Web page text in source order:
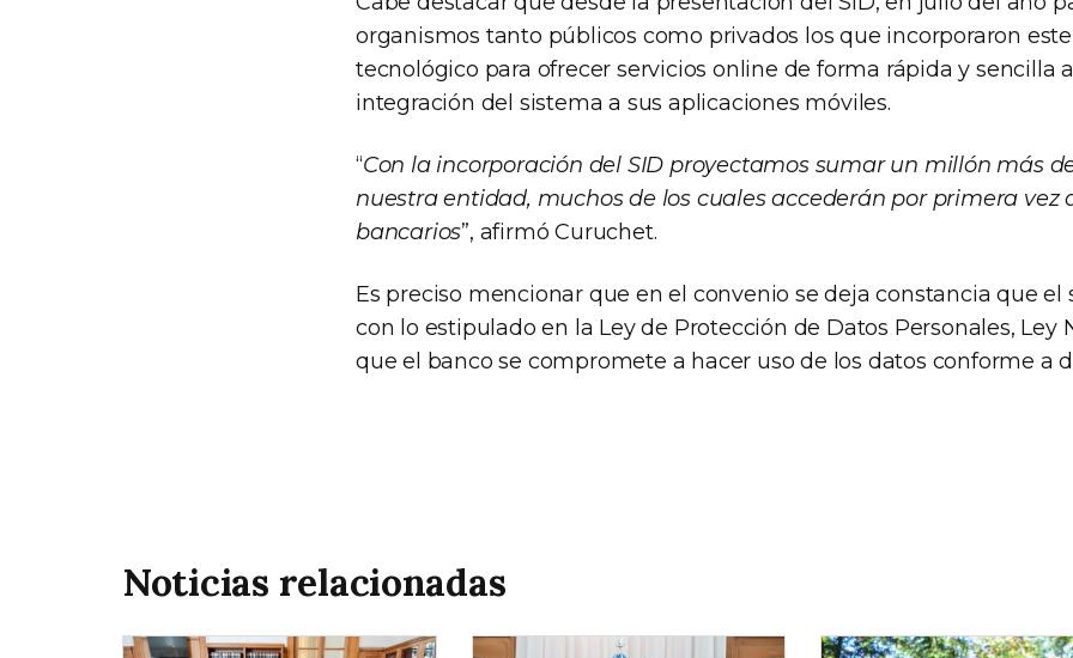
organismos tanto públicos como privados los que incorporaron
tecnológico para ofrecer servicios online de forma rápida y sencilla
integración del sistema a sus aplicaciones móviles.
“Con la incorporación del SID proyectamos sumar un millón más
nuestra entidad, muchos de los cuales accederán por primera vez
bancarios”, afirmó Curuchet.
Es preciso mencionar que en el convenio se deja constancia que
con lo estipulado en la Ley de Protección de Datos Personales, Ley
que el banco se compromete a hacer uso de los datos conforme a
Noticias relacionadas